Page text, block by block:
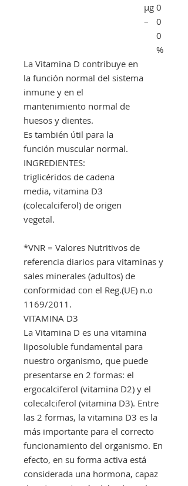
μg
–
0
0
0
%
La Vitamina D contribuye en
la función normal del sistema
inmune y en el
mantenimiento normal de
huesos y dientes.
Es también útil para la
función muscular normal.
INGREDIENTES:
triglicéridos de cadena
media, vitamina D3
(colecalciferol) de origen
vegetal.
*VNR = Valores Nutritivos de
referencia diarios para vitaminas y
sales minerales (adultos) de
conformidad con el Reg.(UE) n.o
1169/2011.
VITAMINA D3
La Vitamina D es una vitamina
liposoluble fundamental para
nuestro organismo, que puede
presentarse en 2 formas: el
ergocalciferol (vitamina D2) y el
colecalciferol (vitamina D3). Entre
las 2 formas, la vitamina D3 es la
más importante para el correcto
funcionamiento del organismo. En
efecto, en su forma activa está
considerada una hormona, capaz